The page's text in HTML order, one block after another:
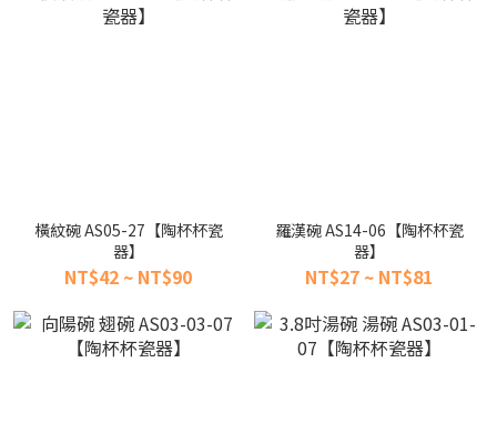
橫紋碗 AS05-27【陶杯杯瓷
器】
NT$42 ~ NT$90
羅漢碗 AS14-06【陶杯杯瓷
器】
NT$27 ~ NT$81